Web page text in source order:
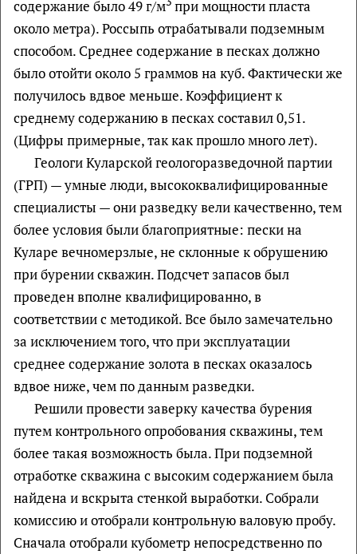
содержание было 49 г/м при мощности пласта
около метра). Россыпь отрабатывали подземным
способом. Среднее содержание в песках должно
было отойти около 5 граммов на куб. Фактически же
получилось вдвое меньше. Коэффициент к
среднему содержанию в песках составил 0,51.
(Цифры примерные, так как прошло много лет).
Геологи Куларской геологоразведочной партии
(ГРП) — умные люди, высококвалифицированные
специалисты — они разведку вели качественно, тем
более условия были благоприятные: пески на
Куларе вечномерзлые, не склонные к обрушению
при бурении скважин. Подсчет запасов был
проведен вполне квалифицированно, в
соответствии с методикой. Все было замечательно
за исключением того, что при эксплуатации
среднее содержание золота в песках оказалось
вдвое ниже, чем по данным разведки.
Решили провести заверку качества бурения
путем контрольного опробования скважины, тем
более такая возможность была. При подземной
отработке скважина с высоким содержанием была
найдена и вскрыта стенкой выработки. Собрали
комиссию и отобрали контрольную валовую пробу.
Сначала отобрали кубометр непосредственно по